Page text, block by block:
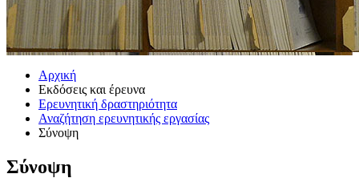
Αρχική
Εκδόσεις και έρευνα
Ερευνητική δραστηριότητα
Αναζήτηση ερευνητικής εργασίας
Σύνοψη
Σύνοψη